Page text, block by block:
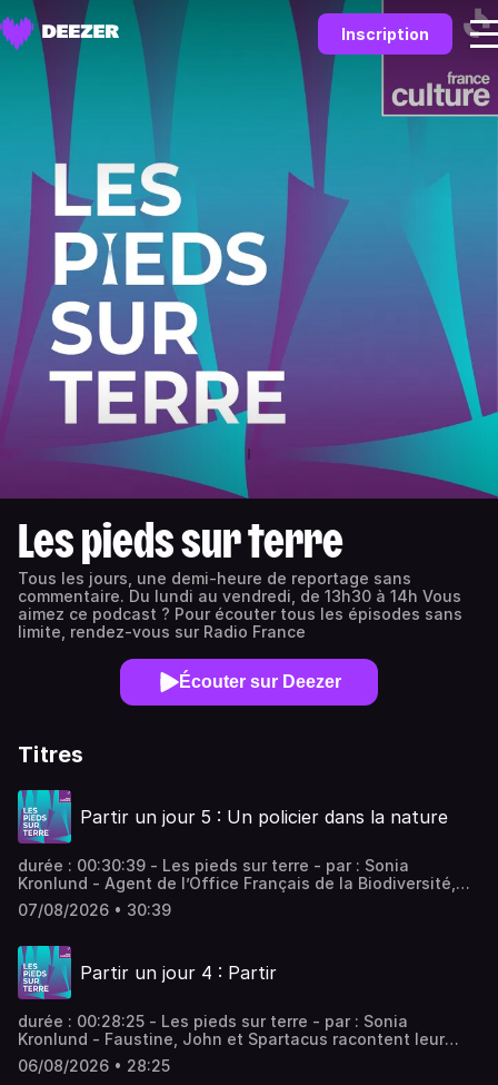
Inscription
Les pieds sur terre
Tous les jours, une demi-heure de reportage sans
commentaire. Du lundi au vendredi, de 13h30 à 14h Vous
aimez ce podcast ? Pour écouter tous les épisodes sans
limite, rendez-vous sur Radio France
Écouter sur Deezer
Titres
Partir un jour 5 : Un policier dans la nature
durée : 00:30:39 - Les pieds sur terre - par : Sonia
Kronlund - Agent de l’Office Français de la Biodiversité,
Stéphane raconte la réalité du terrain : les atteintes à
l’environnement, la montée des violences autour de ses
Valentin Rémy, Adèle Tocquet Vous aimez ce podcast ?
Pour écouter tous les épisodes sans limite, rendez-vous
sur Radio France
07/08/2026 • 30:39
Partir un jour 4 : Partir
durée : 00:28:25 - Les pieds sur terre - par : Sonia
Kronlund - Faustine, John et Spartacus racontent leur
premier grand départ hors de leur ville natale. Trois récits
de voyage, trois façons de vivre l’urgence de partir et de
06/08/2026 • 28:25